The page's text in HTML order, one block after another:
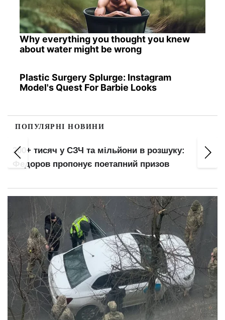
Why everything you thought you knew
about water might be wrong
Plastic Surgery Splurge: Instagram
Model's Quest For Barbie Looks
ПОПУЛЯРНІ НОВИНИ
200+ тисяч у СЗЧ та мільйони в розшуку:
Федоров пропонує поетапний призов